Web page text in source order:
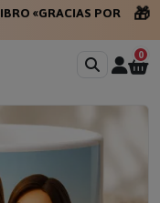
«GRACIAS POR
🎁
0